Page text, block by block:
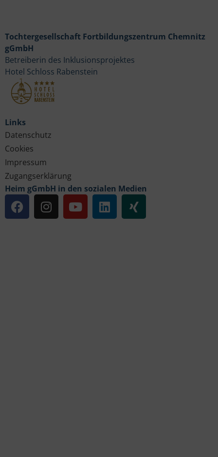
Links
Datenschutz
Cookies
Impressum
Zugangserklärung
Heim gGmbH in den sozialen Medien
Tochtergesellschaft Fortbildungszentrum Chemnitz
gGmbH
Betreiberin des Inklusionsprojektes
Hotel Schloss Rabenstein